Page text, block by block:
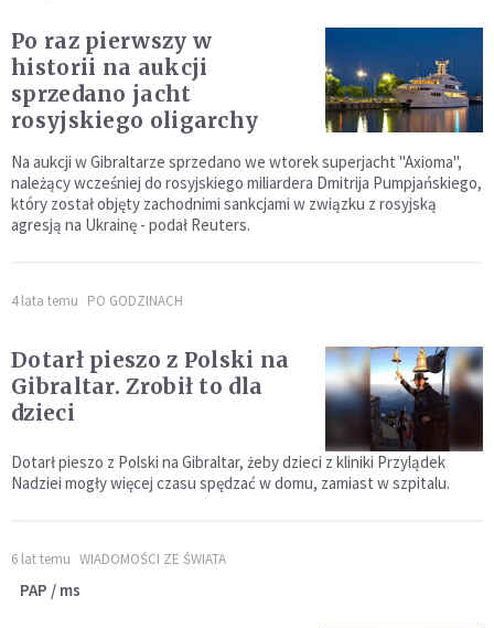
Po raz pierwszy w
historii na aukcji
sprzedano jacht
rosyjskiego oligarchy
Na aukcji w Gibraltarze sprzedano we wtorek superjacht "Axioma",
należący wcześniej do rosyjskiego miliardera Dmitrija Pumpjańskiego,
który został objęty zachodnimi sankcjami w związku z rosyjską
agresją na Ukrainę - podał Reuters.
4 lata temu PO GODZINACH
Dotarł pieszo z Polski na
Gibraltar. Zrobił to dla
dzieci
Dotarł pieszo z Polski na Gibraltar, żeby dzieci z kliniki Przylądek
Nadziei mogły więcej czasu spędzać w domu, zamiast w szpitalu.
6 lat temu WIADOMOŚCI ZE ŚWIATA
PAP / ms